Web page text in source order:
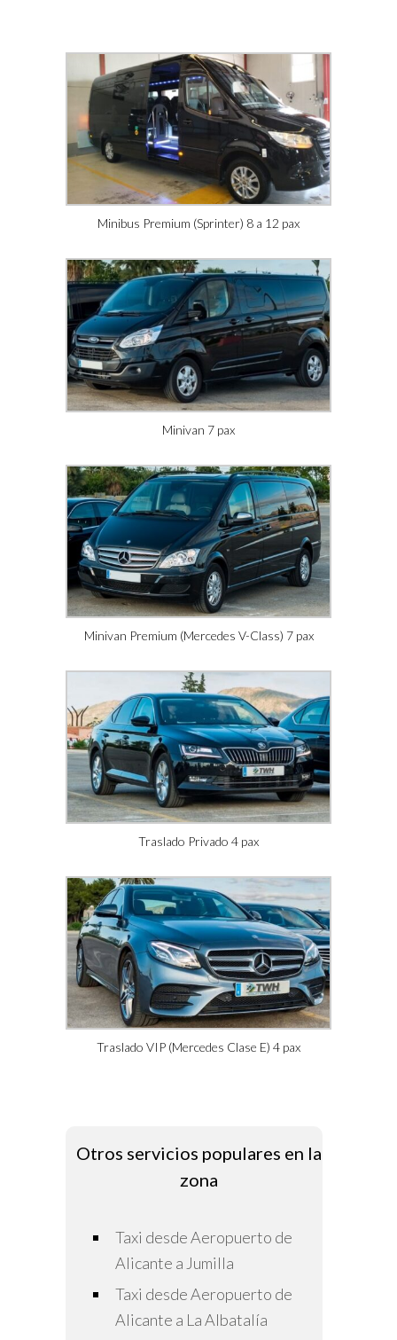
Minibus Premium (Sprinter) 8 a 12 pax
Minivan 7 pax
Minivan Premium (Mercedes V-Class) 7 pax
Traslado Privado 4 pax
Traslado VIP (Mercedes Clase E) 4 pax
Otros servicios populares en la
zona
Taxi desde Aeropuerto de
Alicante a Jumilla
Taxi desde Aeropuerto de
Alicante a La Albatalía